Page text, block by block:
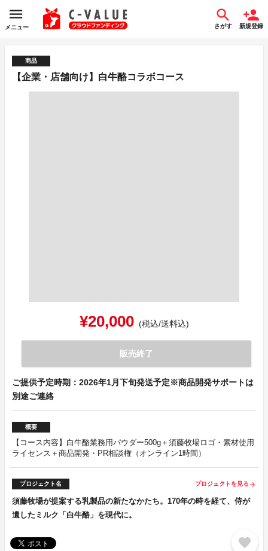
メニュー さがす 新規登録
商品
【企業・店舗向け】白牛酪コラボコース
¥20,000 (税込/送料込)
販売終了
ご提供予定時期：2026年1月下旬発送予定※商品開発サポートは
別途ご連絡
概要
【コース内容】白牛酪業務用パウダー500g＋須藤牧場ロゴ・素材使用
ライセンス＋商品開発・PR相談権（オンライン1時間）
プロジェクト名 プロジェクトを見る arrow_forward
須藤牧場が提案する乳製品の新たなかたち。170年の時を経て、侍が
遺したミルク「白牛酪」を現代に。
favorite